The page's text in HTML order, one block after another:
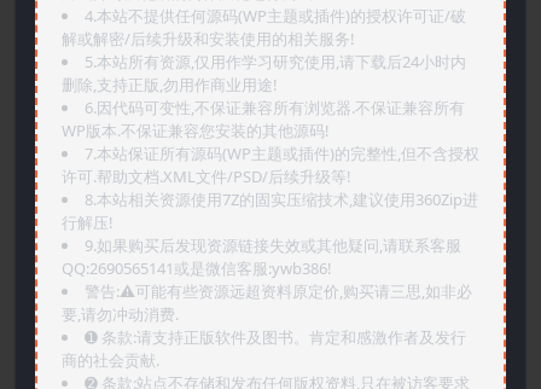
4.本站不提供任何源码(WP主题或插件)的授权许可证/破
解或解密/后续升级和安装使用的相关服务!
5.本站所有资源,仅用作学习研究使用,请下载后24小时内
删除,支持正版,勿用作商业用途!
6.因代码可变性,不保证兼容所有浏览器.不保证兼容所有
WP版本.不保证兼容您安装的其他源码!
7.本站保证所有源码(WP主题或插件)的完整性,但不含授权
许可.帮助文档.XML文件/PSD/后续升级等!
8.本站相关资源使用7Z的固实压缩技术,建议使用360Zip进
行解压!
9.如果购买后发现资源链接失效或其他疑问,请联系客服
QQ:2690565141或是微信客服:ywb386!
警告:⚠️可能有些资源远超资料原定价,购买请三思,如非必
要,请勿冲动消费.
➊️ 条款:请支持正版软件及图书。肯定和感激作者及发行
商的社会贡献.
➋️ 条款:站点不存储和发布任何版权资料,只在被访客要求